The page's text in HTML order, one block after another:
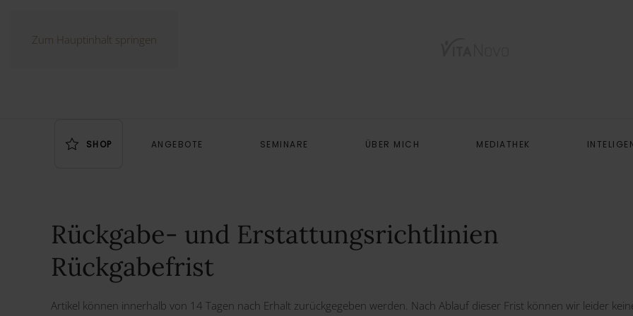
Zum Hauptinhalt springen
SHOP ANGEBOTE SEMINARE ÜBER MICH MEDIATHEK
Rückgabe- und Erstattungsrichtlinien
Rückgabefrist
Artikel können innerhalb von 14 Tagen nach Erhalt zurückgegeben werden. Nach Ablauf dieser Frist können wir leider